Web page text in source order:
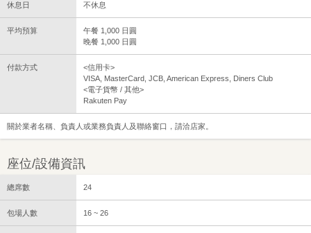
休息日 不休息
平均預算
午餐 1,000 日圓
晚餐 1,000 日圓
付款方式
<信用卡>
VISA, MasterCard, JCB, American Express, Diners Club
<電子貨幣 / 其他>
Rakuten Pay
關於業者名稱、負責人或業務負責人及聯絡窗口，請洽店家。
座位/設備資訊
總席數 24
包場人數 16 ~ 26